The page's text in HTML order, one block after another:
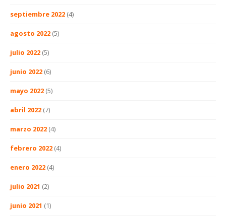
septiembre 2022 (4)
agosto 2022 (5)
julio 2022 (5)
junio 2022 (6)
mayo 2022 (5)
abril 2022 (7)
marzo 2022 (4)
febrero 2022 (4)
enero 2022 (4)
julio 2021 (2)
junio 2021 (1)